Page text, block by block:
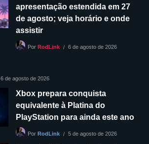
apresentação estendida em 27
de agosto; veja horário e onde
assistir
Por RodLink 6 de agosto de 2026
6 de agosto de 2026
Xbox prepara conquista
equivalente à Platina do
PlayStation para ainda este ano
Por RodLink 5 de agosto de 2026